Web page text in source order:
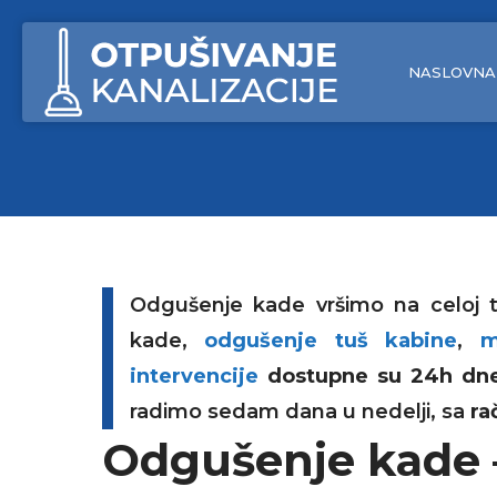
NASLOVNA
MAŠINSKO ODGUŠENJE KANALIZACIJE
ODGUŠENJE POD PRITISKOM
ODGUŠENJE KANALIZACIJE WOMOM
ČIŠĆENJE KANALIZACIONE CEVI
Odgušenje kade vršimo na celoj
kade, odgušenje tuš kabine,
intervencije dostupne su 24h
radimo sedam dana u nedelji, sa
Odgušenje kade